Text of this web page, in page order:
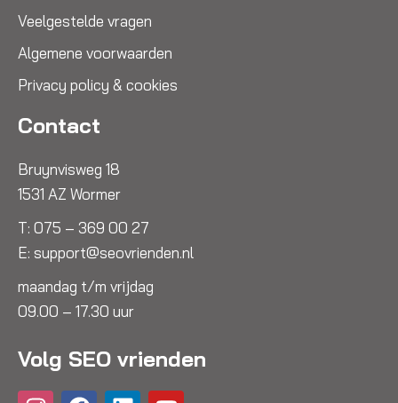
Veelgestelde vragen
Algemene voorwaarden
Privacy policy & cookies
Contact
Bruynvisweg 18
1531 AZ Wormer
T: 075 – 369 00 27
E: support@seovrienden.nl
maandag t/m vrijdag
09.00 – 17.30 uur
Volg SEO vrienden